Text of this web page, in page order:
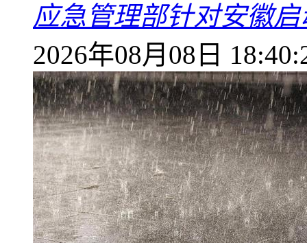
应急管理部针对安徽
2026年08月08日